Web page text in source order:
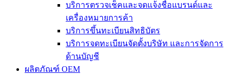
บริการตรวจเช็คและจดแจ้งชื่อแบรนด์และ
เครื่องหมายการค้า
บริการขึ้นทะเบียนสิทธิบัตร
บริการจดทะเบียนจัดตั้งบริษัท และการจัดการ
ด้านบัญชี
ผลิตภัณฑ์ OEM